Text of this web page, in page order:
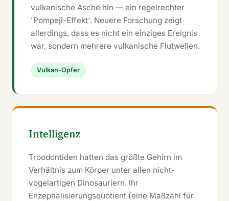
vulkanische Asche hin — ein regelrechter
'Pompeji-Effekt'. Neuere Forschung zeigt
allerdings, dass es nicht ein einziges Ereignis
war, sondern mehrere vulkanische Flutwellen.
Vulkan-Opfer
Intelligenz
Troodontiden hatten das größte Gehirn im
Verhältnis zum Körper unter allen nicht-
vogelartigen Dinosauriern. Ihr
Enzephalisierungsquotient (eine Maßzahl für